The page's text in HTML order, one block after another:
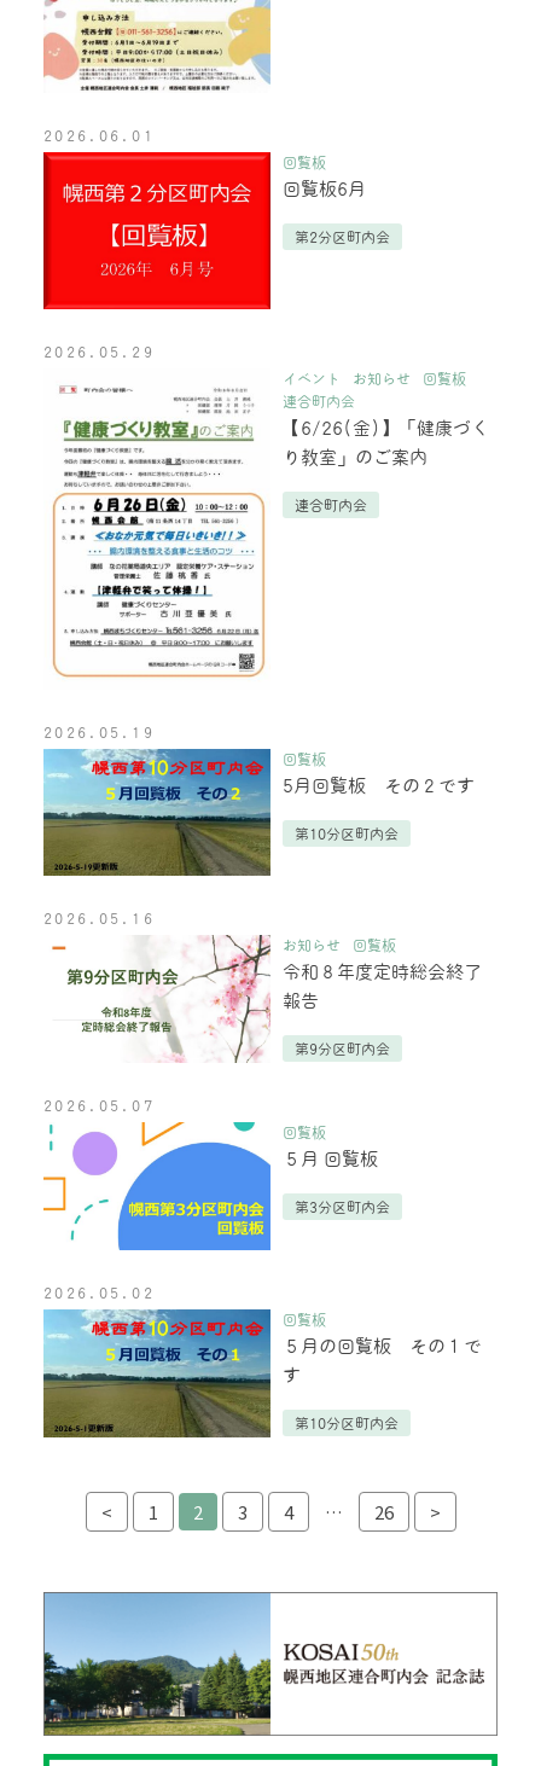
2026.06.01
回覧板
回覧板6月
第2分区町内会
2026.05.29
イベント
お知らせ
回覧板
連合町内会
【6/26(金)】「健康づく
り教室」のご案内
連合町内会
2026.05.19
回覧板
5月回覧板 その２です
第10分区町内会
2026.05.16
お知らせ
回覧板
令和８年度定時総会終了
報告
第9分区町内会
2026.05.07
回覧板
５月 回覧板
第3分区町内会
2026.05.02
回覧板
５月の回覧板 その１で
す
第10分区町内会
< 1 2 3 4 … 26 >